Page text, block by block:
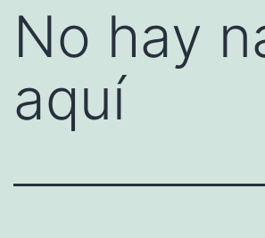
No hay
aquí